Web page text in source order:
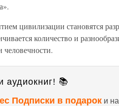
цивилизации становятся
количество и
человечности.
аудиокниг! 📚
Подписки в подарок и